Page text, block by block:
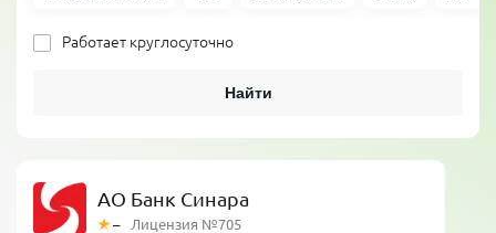
Работает круглосуточно
Найти
АО Банк Синара
– Лицензия №705